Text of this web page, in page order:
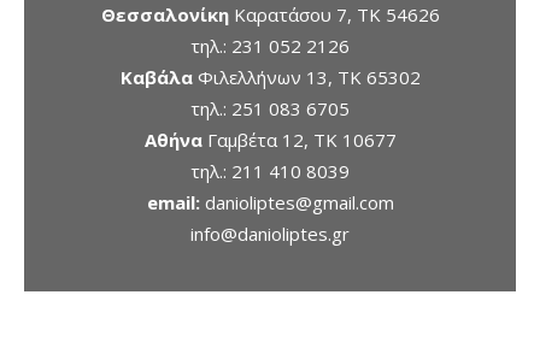
ΘεσσαλονίκηΚαρατάσου 7, TK 54626
τηλ.: 231 052 2126
ΚαβάλαΦιλελλήνων 13, ΤΚ 65302
τηλ.: 251 083 6705
ΑθήναΓαμβέτα 12, ΤΚ 10677
τηλ.: 211 410 8039
email: danioliptes@gmail.com
info@danioliptes.gr